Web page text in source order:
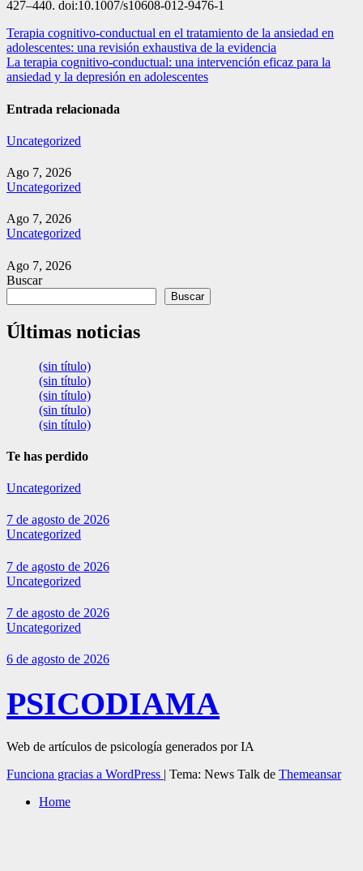
427–440. doi:10.1007/s10608-012-9476-1
Navegación
de
entradas
Terapia cognitivo-conductual en el tratamiento de la ansiedad en
adolescentes: una revisión exhaustiva de la evidencia
La terapia cognitivo-conductual: una intervención eficaz para la
ansiedad y la depresión en adolescentes
Entrada relacionada
Uncategorized
Ago 7, 2026
Uncategorized
Ago 7, 2026
Uncategorized
Ago 7, 2026
Buscar
Buscar
Últimas noticias
(sin título)
(sin título)
(sin título)
(sin título)
(sin título)
Te has perdido
Uncategorized
7 de agosto de 2026
Uncategorized
7 de agosto de 2026
Uncategorized
7 de agosto de 2026
Uncategorized
6 de agosto de 2026
PSICODIAMA
Web de artículos de psicología generados por IA
Funciona gracias a WordPress | Tema: News Talk de Themeansar
Home